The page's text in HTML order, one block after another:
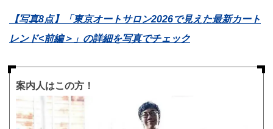
【写真8点】「東京オートサロン2026で見えた最新カート
レンド<前編＞」の詳細を写真でチェック
案内人はこの方！